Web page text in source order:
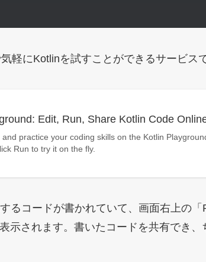
軽にKotlinを試すことができるサービスで
Edit, Run, Share Kotlin Code
and practice your coding skills on the Kotlin
Run to try it on the fly.
るコードが書かれていて、画面右上の
示されます。書いたコードを共有でき